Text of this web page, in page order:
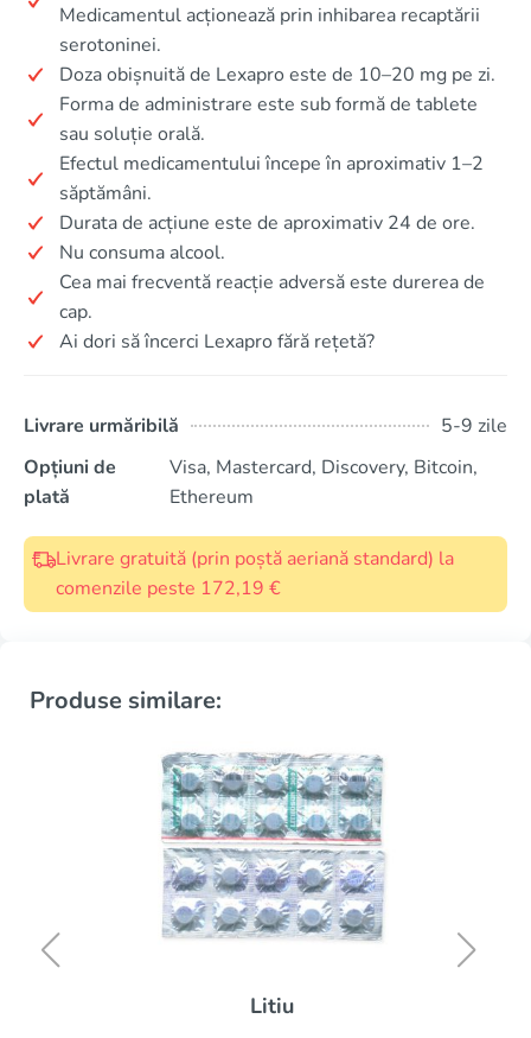
Medicamentul acționează prin inhibarea recaptării
serotoninei.
Doza obișnuită de Lexapro este de 10–20 mg pe zi.
Forma de administrare este sub formă de tablete
sau soluție orală.
Efectul medicamentului începe în aproximativ 1–2
săptămâni.
Durata de acțiune este de aproximativ 24 de ore.
Nu consuma alcool.
Cea mai frecventă reacție adversă este durerea de
cap.
Ai dori să încerci Lexapro fără rețetă?
Livrare urmăribilă
5-9 zile
Opțiuni de
plată
Visa, Mastercard, Discovery, Bitcoin,
Ethereum
Livrare gratuită (prin poștă aeriană standard) la
comenzile peste 172,19 €
Produse similare:
Litiu